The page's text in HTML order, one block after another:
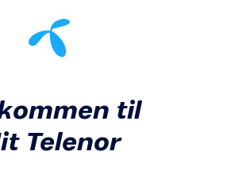
til
Telenor